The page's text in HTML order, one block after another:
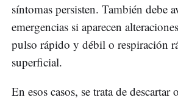
síntomas persisten. También debe
emergencias si aparecen
pulso rápido y débil o respiración
superficial.
En esos casos, se trata de